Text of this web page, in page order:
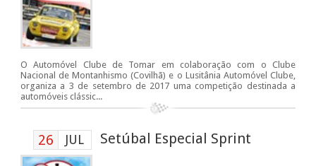
O Automóvel Clube de Tomar em colaboração com o Clube
Nacional de Montanhismo (Covilhã) e o Lusitânia Automóvel Clube,
organiza a 3 de setembro de 2017 uma competição destinada a
automóveis clássic...
26 JUL Setúbal Especial Sprint